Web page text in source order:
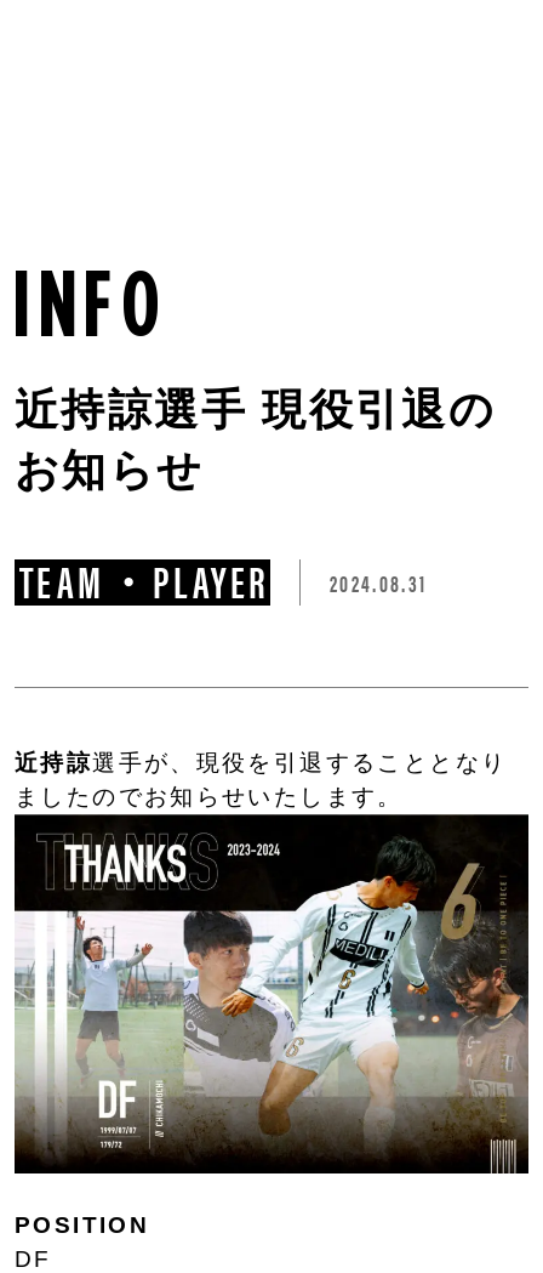
info
近持諒選手 現役引退の
お知らせ
TEAM・PLAYER 2024.08.31
近持諒選手が、現役を引退することとなり
ましたのでお知らせいたします。
POSITION
DF